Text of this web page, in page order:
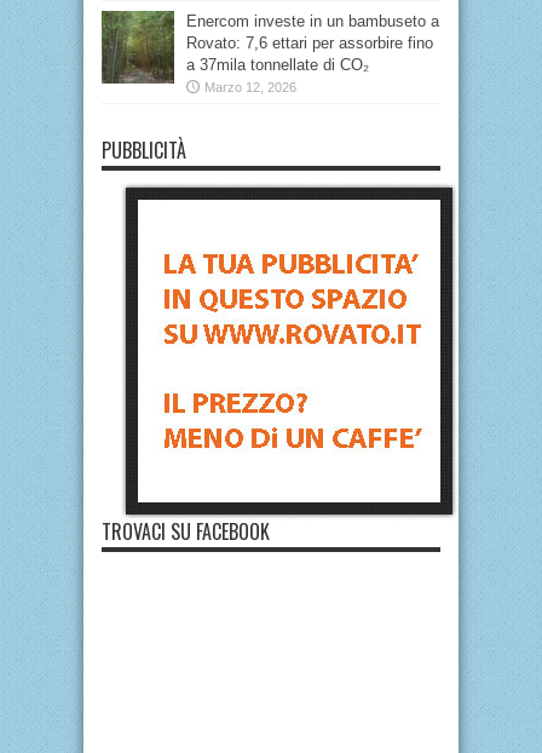
Enercom investe in un bambuseto a
Rovato: 7,6 ettari per assorbire fino
a 37mila tonnellate di CO₂
Marzo 12, 2026
PUBBLICITÀ
TROVACI SU FACEBOOK